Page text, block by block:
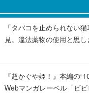
「タバコを止められない
見。違法薬物の使用と思
『超かぐや姫！』本編の
Webマンガレーベル「ビ